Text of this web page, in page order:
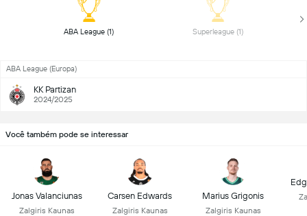
ABA League (Europa)
KK Partizan
2024/2025
Você também pode se interessar
Jonas Valanciunas
Zalgiris Kaunas
Carsen Edwards
Zalgiris Kaunas
Marius Grigonis
Zalgiris Kaunas